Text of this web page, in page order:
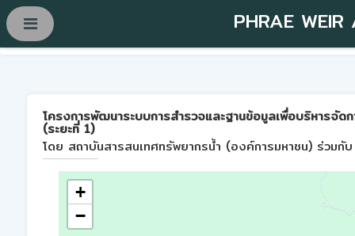
PHRAE WEIR
โครงการพัฒนาระบบการสำรวจและฐานข้อมูลเพื่อบริหารจั
(ระยะที่ 1)
โดย สถาบันสารสนเทศทรัพยากรน้ำ (องค์การมหาชน) ร่วมกั
+
−